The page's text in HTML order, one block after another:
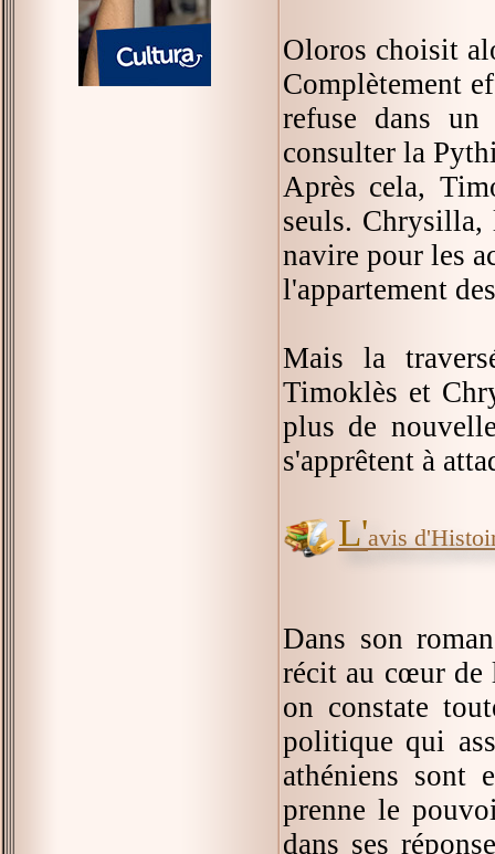
Oloros choisit
Complètement
refuse dans
consulter la
Après cela,
seuls. Chrysilla,
navire pour les
l'appartement
Mais la
Timoklès et
plus de
s'apprêtent à
L'avis
Dans son
récit au cœur
on constate
politique qui
athéniens sont
prenne le
dans ses